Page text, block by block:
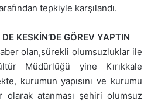
tepkiyle karşılandı.
KESKİN’DE GÖREV YAPTIN
olan,sürekli olumsuzluklar ile
Müdürlüğü yine Kırıkkale
kurumun yapısını ve kurumu
olarak atanması şehiri olumsuz